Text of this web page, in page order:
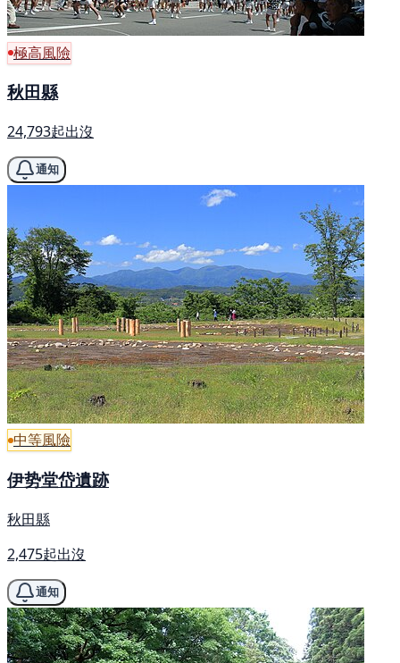
極高風險
秋田縣
24,793起出沒
通知
中等風險
伊势堂岱遺跡
秋田縣
2,475起出沒
通知